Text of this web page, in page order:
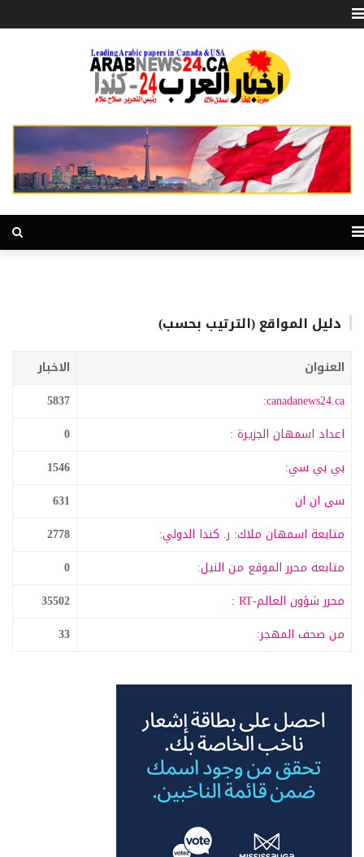
دليل المواقع (الترتيب بحسب)
العنوان
الاخبار
canadanews24.ca:
5837
اعداد اسمهان الجزيرة :
بي بي سي:
1546
سى ان ان
متابعة اسمهان ملاك: ر. كندا الدولي:
2778
متابعة محرر الموقع من النيل:
محرر شؤون العالم-RT :
35502
من صحف المهجر: